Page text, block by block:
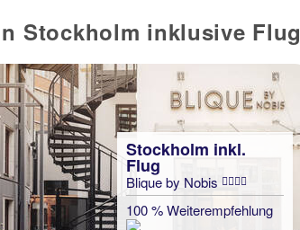
Stockholm inklusive Flug
Stockholm inkl.
Flug
Blique by Nobis
100 % Weiterempfehlung